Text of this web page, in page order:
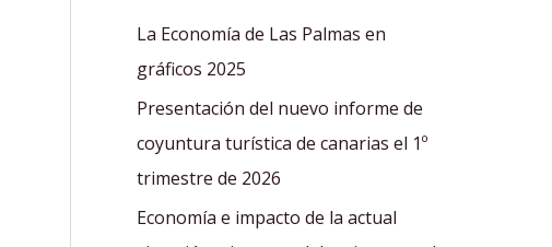
a
r
p
o
r
:
La Economía de Las Palmas en
gráficos 2025
Presentación del nuevo informe de
coyuntura turística de canarias el 1º
trimestre de 2026
Economía e impacto de la actual